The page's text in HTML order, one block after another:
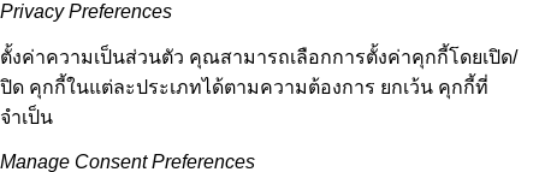
Privacy Preferences
ตั้งค่าความเป็นส่วนตัว คุณสามารถเลือกการตั้งค่าคุกกี้โดยเปิด/
ปิด คุกกี้ในแต่ละประเภทได้ตามความต้องการ ยกเว้น คุกกี้ที่
จำเป็น
Manage Consent Preferences